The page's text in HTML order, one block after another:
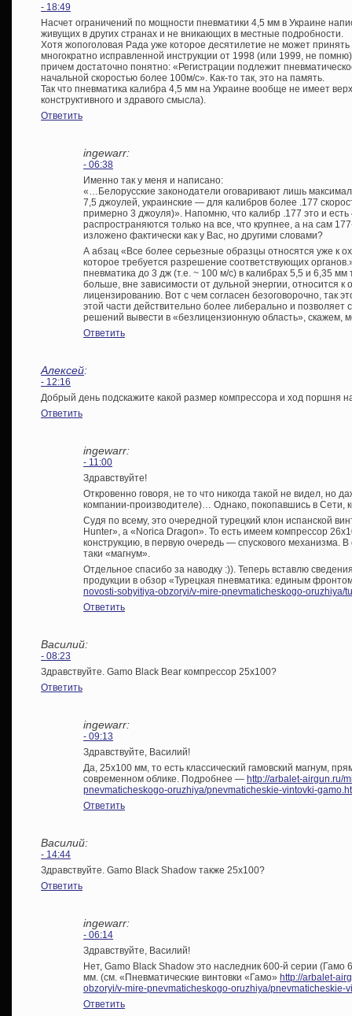
- 18:49
Насчет ограничений по мощности пневматики 4,5 мм в Украине
живущих в других странах и не вникающих в местные подробности.
Хотя жопоголовая Рада уже которое десятилетие не может
многократно исправленной инструкции от 1998 (или 1999, не
причем достаточно понятно: «Регистрации подлежит
начальной скоростью более 100м/с». Как-то так, это на память.
Так что пневматика калибра 4,5 мм на Украине вообще не имеет
конструктивного и здравого смысла).
Ответить
ingewarr:
- 06:38
Именно так у меня и написано:
«…Белорусские законодатели оговаривают лишь
7,5 джоулей, украинские — для калибров более .177
примерно 3 джоуля)». Напомню, что калибр .177 это и есть
распространяются только на все, что крупнее, а на сам
изложено фактически как у Вас, но другими словами?
А абзац «Все более серьезные образцы относятся уже к
которое требуется разрешение соответствующих
пневматика до 3 дж (т.е. ~ 100 м/с) в калибрах 5,5 и 6,35
больше, вне зависимости от дульной энергии, относится
лицензированию. Вот с чем согласен безоговорочно, так
этой части действительно более либерально и позволяет
решений вывести в «безлицензионную область», скажем,
Ответить
Алексей:
- 12:16
Добрый день подскажите какой размер компрессора и ход поршня
Ответить
ingewarr:
- 11:00
Здравствуйте!
Откровенно говоря, не то что никогда такой не видел, но
компании-производителе)… Однако, покопавшись в Сети,
Судя по всему, это очередной турецкий клон испанской
Hunter», а «Norica Dragon». То есть имеем компрессор
конструкцию, в первую очередь — спускового механизма.
таки «магнум».
Отдельное спасибо за наводку :)). Теперь вставлю
продукции в обзор «Турецкая пневматика: единым
novosti-sobyitiya-obzoryi/v-mire-pnevmaticheskogo-oruzhiya/
Ответить
Василий:
- 08:23
Здравствуйте. Gamo Black Bear компрессор 25х100?
Ответить
ingewarr:
- 09:13
Здравствуйте, Василий!
Да, 25х100 мм, то есть классический гамовский магнум,
современном облике. Подробнее — http://arbalet-airgun.ru/
pnevmaticheskogo-oruzhiya/pnevmaticheskie-vintovki-
Ответить
Василий:
- 14:44
Здравствуйте. Gamo Black Shadow также 25х100?
Ответить
ingewarr:
- 06:14
Здравствуйте, Василий!
Нет, Gamo Black Shadow это наследник 600-й серии (Гамо
мм. (см. «Пневматические винтовки «Гамо» http://arbalet-
obzoryi/v-mire-pnevmaticheskogo-oruzhiya/pnevmaticheskie-
Ответить